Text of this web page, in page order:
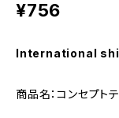
¥756
International
商品名：コンセプ